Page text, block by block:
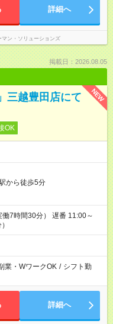
詳細へ
ン・ソリューションズ
掲載日：2026.08.05
NEW
三越豊田店にて
OK
から徒歩5分
7時間30分） 遅番 11:00～
業・WワークOK / シフト勤
詳細へ